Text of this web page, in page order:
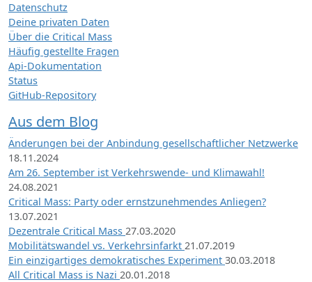
Datenschutz
Deine privaten Daten
Über die Critical Mass
Häufig gestellte Fragen
Api-Dokumentation
Status
GitHub-Repository
Aus dem Blog
Änderungen bei der Anbindung gesellschaftlicher Netzwerke
18.11.2024
Am 26. September ist Verkehrswende- und Klimawahl!
24.08.2021
Critical Mass: Party oder ernstzunehmendes Anliegen?
13.07.2021
Dezentrale Critical Mass 27.03.2020
Mobilitätswandel vs. Verkehrsinfarkt 21.07.2019
Ein einzigartiges demokratisches Experiment 30.03.2018
All Critical Mass is Nazi 20.01.2018